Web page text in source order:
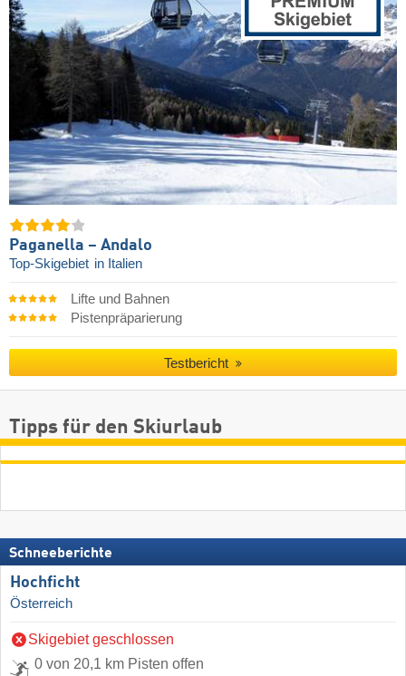
Paganella – Andalo
Top-Skigebiet in Italien
Lifte und Bahnen
Pistenpräparierung
Testbericht
Tipps für den Skiurlaub
Schneeberichte
Hochficht
Österreich
Skigebiet geschlossen
0 von 20,1 km Pisten offen